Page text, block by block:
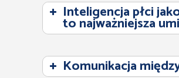
Inteligencja płci
to najważniejsza
Komunikacja